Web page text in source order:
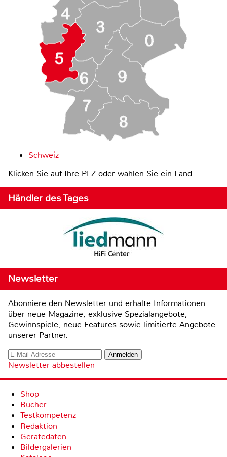
Schweiz
Klicken Sie auf Ihre PLZ oder wählen Sie ein Land
Händler des Tages
Newsletter
Abonniere den Newsletter und erhalte Informationen
über neue Magazine, exklusive Spezialangebote,
Gewinnspiele, neue Features sowie limitierte Angebote
unserer Partner.
Newsletter abbestellen
Shop
Bücher
Testkompetenz
Redaktion
Gerätedaten
Bildergalerien